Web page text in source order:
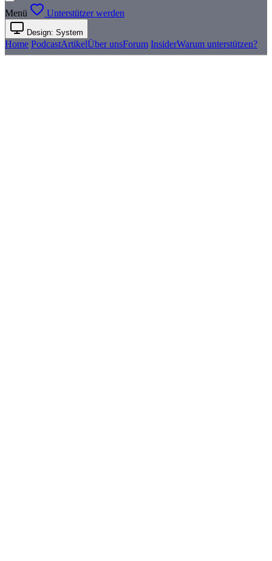
Menü Unterstützer werden
Design: System
Home PodcastArtikelÜber unsForum InsiderWarum unterstützen?